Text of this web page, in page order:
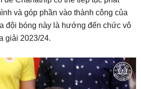
và góp phần vào thành công của
đội bóng này là hướng đến chức vô
giải 2023/24.